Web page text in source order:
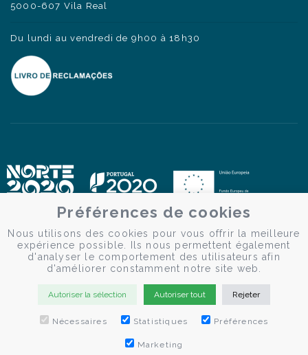
5000-607 Vila Real
Du lundi au vendredi de 9h00 à 18h30
Desenvolvido por
Préférences de cookies
Nous utilisons des cookies pour vous offrir la meilleure
expérience possible. Ils nous permettent également
d'analyser le comportement des utilisateurs afin
d'améliorer constamment notre site web.
Autoriser la sélection Autoriser tout Rejeter
Nécessaires Statistiques Préférences
Marketing